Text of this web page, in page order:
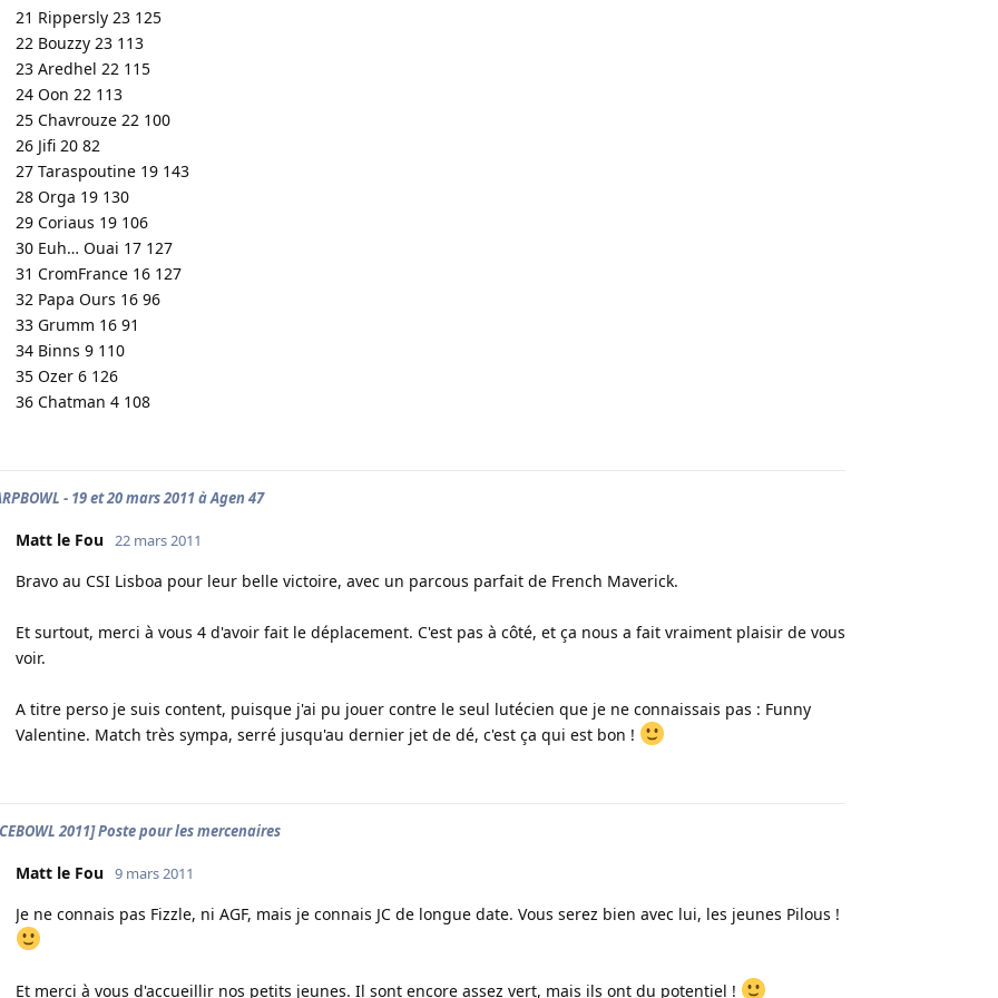
21 Rippersly 23 125
22 Bouzzy 23 113
23 Aredhel 22 115
24 Oon 22 113
25 Chavrouze 22 100
26 Jifi 20 82
27 Taraspoutine 19 143
28 Orga 19 130
29 Coriaus 19 106
30 Euh… Ouai 17 127
31 CromFrance 16 127
32 Papa Ours 16 96
33 Grumm 16 91
34 Binns 9 110
35 Ozer 6 126
36 Chatman 4 108
- 19 et 20 mars 2011 à Agen 47
Matt le Fou 22 mars 2011
Bravo au CSI Lisboa pour leur belle victoire, avec un parcous parfait de French Maverick.
Et surtout, merci à vous 4 d'avoir fait le déplacement. C'est pas à côté, et ça nous a fait vraiment plaisir de vous
voir.
A titre perso je suis content, puisque j'ai pu jouer contre le seul lutécien que je ne connaissais pas : Funny
Valentine. Match très sympa, serré jusqu'au dernier jet de dé, c'est ça qui est bon !
2011] Poste pour les mercenaires
Matt le Fou 9 mars 2011
Je ne connais pas Fizzle, ni AGF, mais je connais JC de longue date. Vous serez bien avec lui, les jeunes Pilous !
Et merci à vous d'accueillir nos petits jeunes. Il sont encore assez vert, mais ils ont du potentiel !